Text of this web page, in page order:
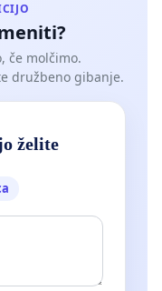
če molčimo.
družbeno gibanje.
želite